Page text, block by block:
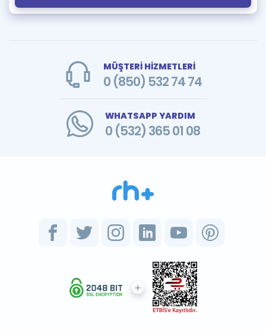
MÜŞTERİ HİZMETLERİ
0 (850) 532 74 74
WHATSAPP YARDIM
0 (532) 365 01 08